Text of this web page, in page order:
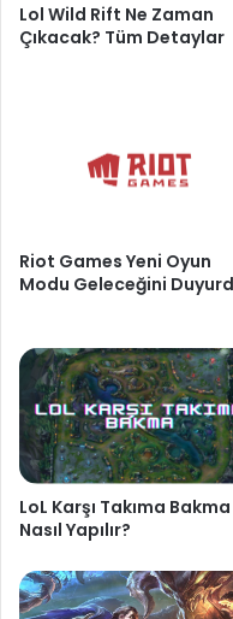
Lol Wild Rift Ne Zaman
Çıkacak? Tüm Detaylar
Riot Games Yeni Oyun
Modu Geleceğini
LoL Karşı Takıma Bakma
Nasıl Yapılır?